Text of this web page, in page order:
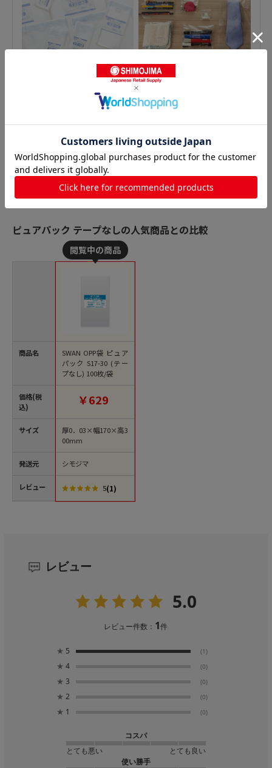
ピュアパック テープなしの人気商品との比較
商品名
価格(税
込)
サイズ
発送元
レビュー
SWAN OPP袋 ピュア
パック S17-30 (テー
プなし) 100枚/袋
￥629
厚0．03×幅170×高3
00mm
シモジマ
5(1)
レビュー
5.0
レビュー件数： 1件
★ 5 (1)
★ 4 (0)
★ 3 (0)
★ 2 (0)
★ 1 (0)
コスパ
とても悪い
とても良い
使い勝手